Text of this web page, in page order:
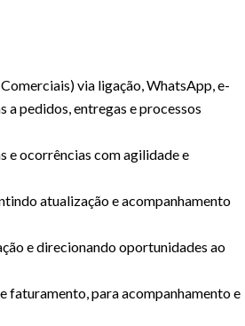
via ligação, WhatsApp, e-
a pedidos, entregas e processos
e ocorrências com agilidade e
atualização e acompanhamento
e direcionando oportunidades ao
faturamento, para acompanhamento e